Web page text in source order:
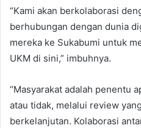
“Kami akan berkolaborasi
berhubungan dengan dunia
mereka ke Sukabumi untuk
UKM di sini,” imbuhnya.
“Masyarakat adalah penentu
atau tidak, melalui review
berkelanjutan. Kolaborasi